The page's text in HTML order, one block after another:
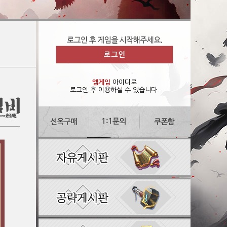
엠게임 아이디로
로그인 후 이용하실 수 있습니다.